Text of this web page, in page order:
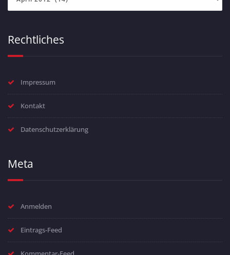
Rechtliches
Impressum
Kontakt
Datenschutzerklärung
Meta
Anmelden
Eintrags-Feed